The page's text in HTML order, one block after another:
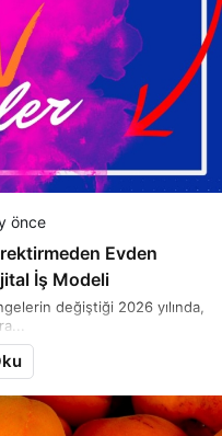
önce
Evden
İş Modeli
değiştiği 2026 yılında,